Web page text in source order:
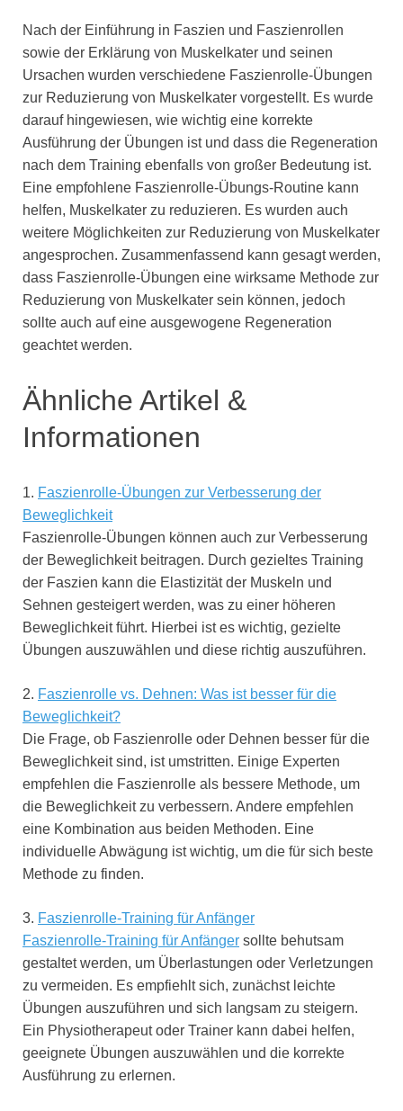
Nach der Einführung in Faszien und Faszienrollen
sowie der Erklärung von Muskelkater und seinen
Ursachen wurden verschiedene Faszienrolle-Übungen
zur Reduzierung von Muskelkater vorgestellt. Es wurde
darauf hingewiesen, wie wichtig eine korrekte
Ausführung der Übungen ist und dass die Regeneration
nach dem Training ebenfalls von großer Bedeutung ist.
Eine empfohlene Faszienrolle-Übungs-Routine kann
helfen, Muskelkater zu reduzieren. Es wurden auch
weitere Möglichkeiten zur Reduzierung von Muskelkater
angesprochen. Zusammenfassend kann gesagt werden,
dass Faszienrolle-Übungen eine wirksame Methode zur
Reduzierung von Muskelkater sein können, jedoch
sollte auch auf eine ausgewogene Regeneration
geachtet werden.
Ähnliche Artikel &
Informationen
1. Faszienrolle-Übungen zur Verbesserung der
Beweglichkeit
Faszienrolle-Übungen können auch zur Verbesserung
der Beweglichkeit beitragen. Durch gezieltes Training
der Faszien kann die Elastizität der Muskeln und
Sehnen gesteigert werden, was zu einer höheren
Beweglichkeit führt. Hierbei ist es wichtig, gezielte
Übungen auszuwählen und diese richtig auszuführen.
2. Faszienrolle vs. Dehnen: Was ist besser für die
Beweglichkeit?
Die Frage, ob Faszienrolle oder Dehnen besser für die
Beweglichkeit sind, ist umstritten. Einige Experten
empfehlen die Faszienrolle als bessere Methode, um
die Beweglichkeit zu verbessern. Andere empfehlen
eine Kombination aus beiden Methoden. Eine
individuelle Abwägung ist wichtig, um die für sich beste
Methode zu finden.
3. Faszienrolle-Training für Anfänger
Faszienrolle-Training für Anfänger sollte behutsam
gestaltet werden, um Überlastungen oder Verletzungen
zu vermeiden. Es empfiehlt sich, zunächst leichte
Übungen auszuführen und sich langsam zu steigern.
Ein Physiotherapeut oder Trainer kann dabei helfen,
geeignete Übungen auszuwählen und die korrekte
Ausführung zu erlernen.